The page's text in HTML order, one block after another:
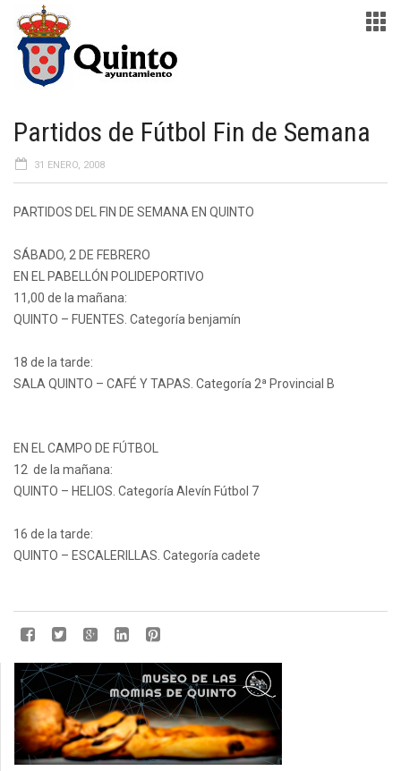
Partidos de Fútbol Fin de Semana
31 ENERO, 2008
PARTIDOS DEL FIN DE SEMANA EN QUINTO
SÁBADO, 2 DE FEBRERO
EN EL PABELLÓN POLIDEPORTIVO
11,00 de la mañana:
QUINTO – FUENTES. Categoría benjamín
18 de la tarde:
SALA QUINTO – CAFÉ Y TAPAS. Categoría 2ª Provincial B
EN EL CAMPO DE FÚTBOL
12 de la mañana:
QUINTO – HELIOS. Categoría Alevín Fútbol 7
16 de la tarde:
QUINTO – ESCALERILLAS. Categoría cadete